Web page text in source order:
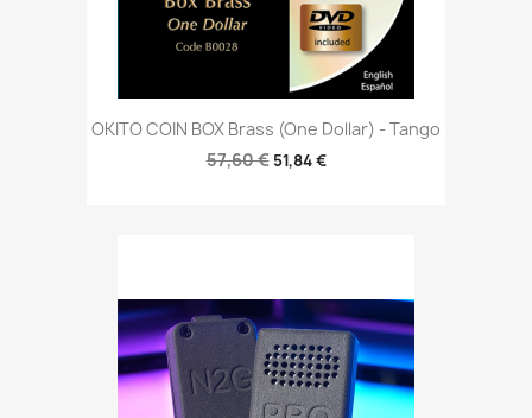
OKITO COIN BOX Brass (One Dollar) - Tango
57,60 € 51,84 €